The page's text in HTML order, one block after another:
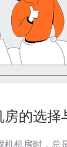
的选择
机机房时，总